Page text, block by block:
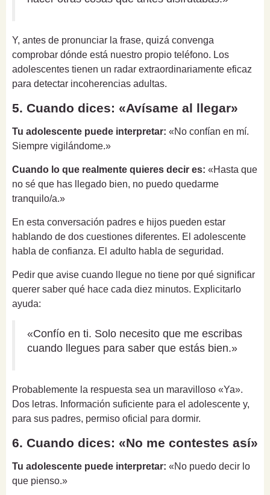
Y, antes de pronunciar la frase, quizá convenga
comprobar dónde está nuestro propio teléfono. Los
adolescentes tienen un radar extraordinariamente eficaz
para detectar incoherencias adultas.
5. Cuando dices: «Avísame al llegar»
Tu adolescente puede interpretar: «No confían en mí.
Siempre vigilándome.»
Cuando lo que realmente quieres decir es: «Hasta que
no sé que has llegado bien, no puedo quedarme
tranquilo/a.»
En esta conversación padres e hijos pueden estar
hablando de dos cuestiones diferentes. El adolescente
habla de confianza. El adulto habla de seguridad.
Pedir que avise cuando llegue no tiene por qué significar
querer saber qué hace cada diez minutos. Explicitarlo
ayuda:
«Confío en ti. Solo necesito que me escribas
cuando llegues para saber que estás bien.»
Probablemente la respuesta sea un maravilloso «Ya».
Dos letras. Información suficiente para el adolescente y,
para sus padres, permiso oficial para dormir.
6. Cuando dices: «No me contestes así»
Tu adolescente puede interpretar: «No puedo decir lo
que pienso.»